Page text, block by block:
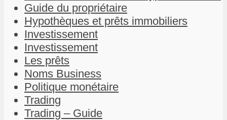
Guide du propriétaire
Hypothèques et prêts immobiliers
Investissement
Investissement
Les prêts
Noms Business
Politique monétaire
Trading
Trading – Guide